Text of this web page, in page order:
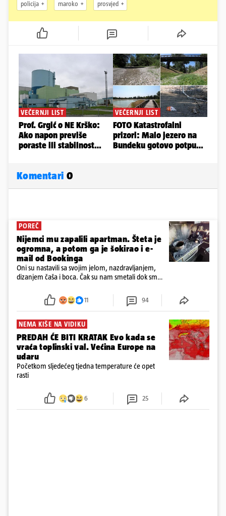
policija maroko prosvjed
Komentari 0
POREČ
Nijemci mu zapalili apartman. Šteta je
ogromna, a potom ga je šokirao i e-
mail od Bookinga
Oni su nastavili sa svojim jelom, nazdravljanjem,
dizanjem čaša i boca. Čak su nam smetali dok smo
požar, rekao je vlasnik
11 94
NEMA KIŠE NA VIDIKU
PREDAH ĆE BITI KRATAK Evo kada se
vraća toplinski val. Većina Europe na
udaru
Početkom sljedećeg tjedna temperature će opet
rasti
6 25